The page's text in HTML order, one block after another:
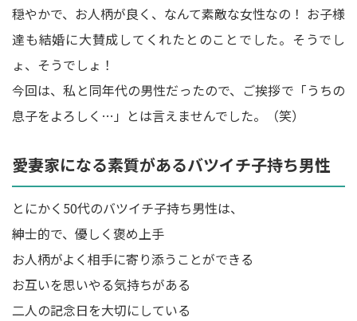
穏やかで、お人柄が良く、なんて素敵な女性なの！ お子様
達も結婚に大賛成してくれたとのことでした。そうでし
ょ、そうでしょ！
今回は、私と同年代の男性だったので、ご挨拶で「うちの
息子をよろしく…」とは言えませんでした。（笑）
愛妻家になる素質があるバツイチ子持ち男性
とにかく50代のバツイチ子持ち男性は、
紳士的で、優しく褒め上手
お人柄がよく相手に寄り添うことができる
お互いを思いやる気持ちがある
二人の記念日を大切にしている